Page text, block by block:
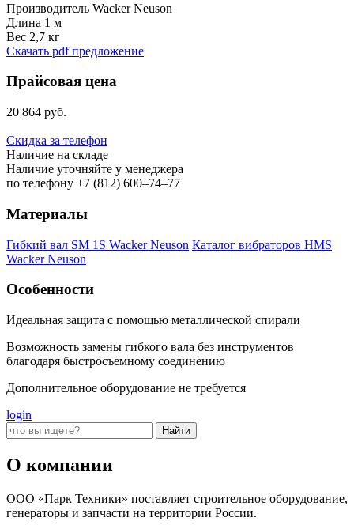
Производитель Wacker Neuson
Длина 1 м
Вес 2,7 кг
Скачать pdf предложение
Прайсовая цена
20 864 руб.
Скидка за телефон
Наличие на складе
Наличие уточняйте у менеджера
по телефону +7 (812) 600–74–77
Материалы
Гибкий вал SM 1S Wacker Neuson Каталог вибраторов HMS
Wacker Neuson
Особенности
Идеальная защита с помощью металлической спирали
Возможность замены гибкого вала без инструментов
благодаря быстросъемному соединению
Дополнительное оборудование не требуется
login
О компании
ООО «Парк Техники» поставляет строительное оборудование,
генераторы и запчасти на территории России.